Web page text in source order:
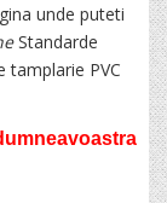
unde puteti
Standarde
tamplarie PVC